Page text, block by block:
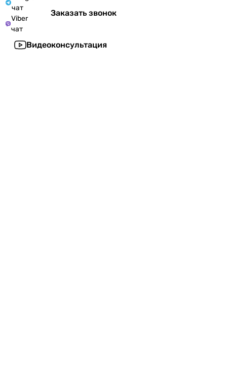
чат
Viber
чат
Заказать звонок
Видеоконсультация